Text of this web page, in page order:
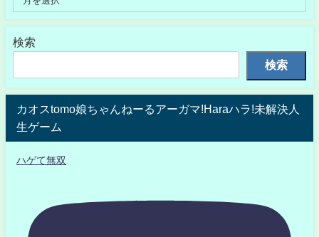
検索
検索
カオスtomo娘ちゃんねーるアーガマ!Haraハラ!未解決人
生ゲーム
ハゲて無双